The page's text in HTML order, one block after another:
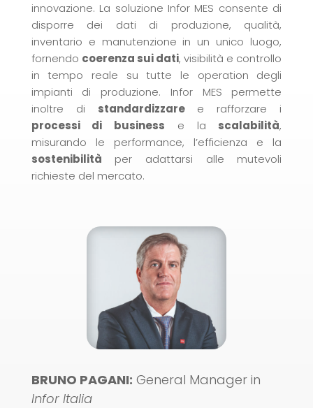
innovazione. La soluzione Infor MES consente di
disporre dei dati di produzione, qualità,
inventario e manutenzione in un unico luogo,
fornendo coerenza sui dati, visibilità e controllo
in tempo reale su tutte le operation degli
impianti di produzione. Infor MES permette
inoltre di standardizzaree rafforzare i
processi di business e la scalabilità,
misurando le performance, l’efficienza e la
sostenibilità per adattarsi alle mutevoli
richieste del mercato.
BRUNO PAGANI: General Manager in
Infor Italia